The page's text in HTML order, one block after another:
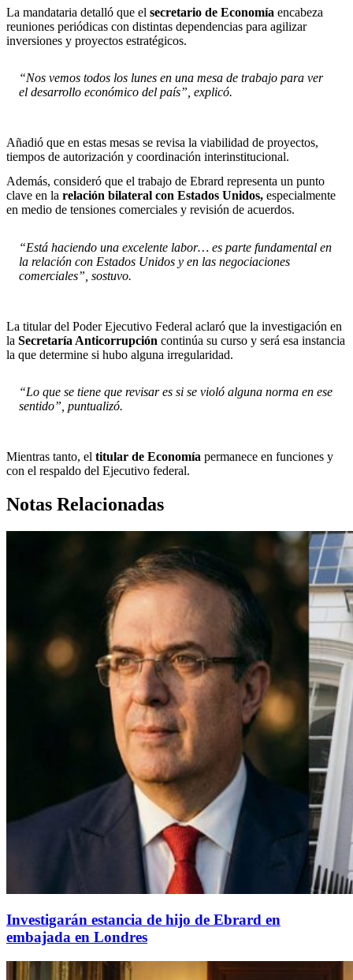
La mandataria detalló que el secretario de Economía encabeza
reuniones periódicas con distintas dependencias para agilizar
inversiones y proyectos estratégicos.
“Nos vemos todos los lunes en una mesa de trabajo para ver
el desarrollo económico del país”, explicó.
Añadió que en estas mesas se revisa la viabilidad de proyectos,
tiempos de autorización y coordinación interinstitucional.
Además, consideró que el trabajo de Ebrard representa un punto
clave en la relación bilateral con Estados Unidos, especialmente
en medio de tensiones comerciales y revisión de acuerdos.
“Está haciendo una excelente labor… es parte fundamental en
la relación con Estados Unidos y en las negociaciones
comerciales”, sostuvo.
La titular del Poder Ejecutivo Federal aclaró que la investigación en
la Secretaría Anticorrupción continúa su curso y será esa instancia
la que determine si hubo alguna irregularidad.
“Lo que se tiene que revisar es si se violó alguna norma en ese
sentido”, puntualizó.
Mientras tanto, el titular de Economía permanece en funciones y
con el respaldo del Ejecutivo federal.
Notas Relacionadas
Investigarán estancia de hijo de Ebrard en
embajada en Londres